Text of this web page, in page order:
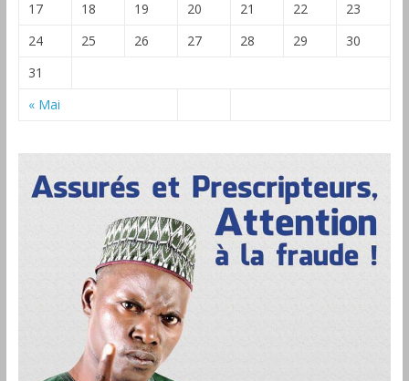
« Mai
17
18 19 20 21 22
23
24
25 26 27 28 29
30
31